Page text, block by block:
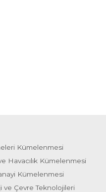
Kümelenmesi
Havacılık Kümelenmesi
Kümelenmesi
ve Çevre Teknolojileri